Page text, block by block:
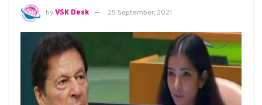
byVSK Desk 25 September, 2021